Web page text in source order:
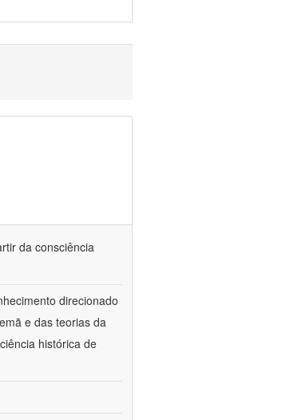
da consciência
direcionado
e das teorias da
histórica de